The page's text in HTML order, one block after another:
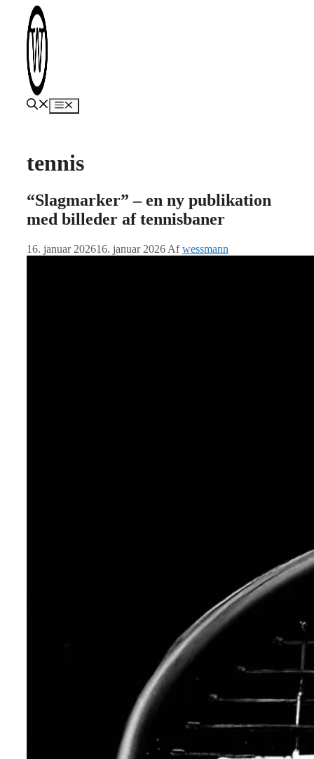
indhold
Menu
tennis
“Slagmarker” – en ny publikation
med billeder af tennisbaner
16. januar 202616. januar 2026 Afwessmann